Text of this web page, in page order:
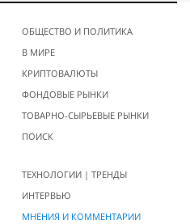
ОБЩЕСТВО И ПОЛИТИКА
В МИРЕ
КРИПТОВАЛЮТЫ
ФОНДОВЫЕ РЫНКИ
ТОВАРНО-СЫРЬЕВЫЕ РЫНКИ
ПОИСК
ТЕХНОЛОГИИ | ТРЕНДЫ
ИНТЕРВЬЮ
МНЕНИЯ И КОММЕНТАРИИ